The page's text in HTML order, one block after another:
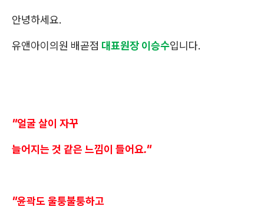
안녕하세요.
유앤아이의원 배곧점 대표원장 이승수입니다.
"얼굴 살이 자꾸
늘어지는 것 같은 느낌이 들어요."
"윤곽도 울퉁불퉁하고